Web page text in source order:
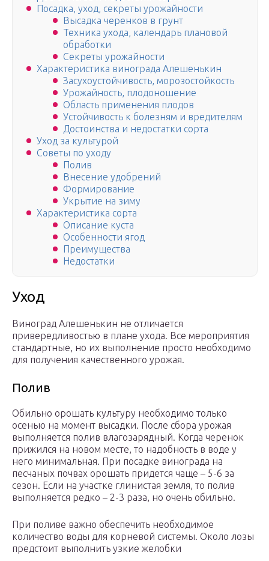
Посадка, уход, секреты урожайности
Высадка черенков в грунт
Техника ухода, календарь плановой
обработки
Секреты урожайности
Характеристика винограда Алешенькин
Засухоустойчивость, морозостойкость
Урожайность, плодоношение
Область применения плодов
Устойчивость к болезням и вредителям
Достоинства и недостатки сорта
Уход за культурой
Советы по уходу
Полив
Внесение удобрений
Формирование
Укрытие на зиму
Характеристика сорта
Описание куста
Особенности ягод
Преимущества
Недостатки
Уход
Виноград Алешенькин не отличается
привередливостью в плане ухода. Все мероприятия
стандартные, но их выполнение просто необходимо
для получения качественного урожая.
Полив
Обильно орошать культуру необходимо только
осенью на момент высадки. После сбора урожая
выполняется полив влагозарядный. Когда черенок
прижился на новом месте, то надобность в воде у
него минимальная. При посадке винограда на
песчаных почвах орошать придется чаще – 5-6 за
сезон. Если на участке глинистая земля, то полив
выполняется редко – 2-3 раза, но очень обильно.
При поливе важно обеспечить необходимое
количество воды для корневой системы. Около лозы
предстоит выполнить узкие желобки